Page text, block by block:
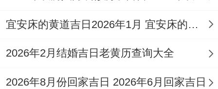
宜，顯示其日子的包容性 寓意生命循環往
宜安床的黄道吉日2026年1月 宜安床的吉日2o26年1月
2026年2月结婚吉日老黄历查询大全
2026年8月份回家吉日 2026年6月回家吉日